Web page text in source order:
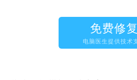
免费修复
电脑医生提供技术